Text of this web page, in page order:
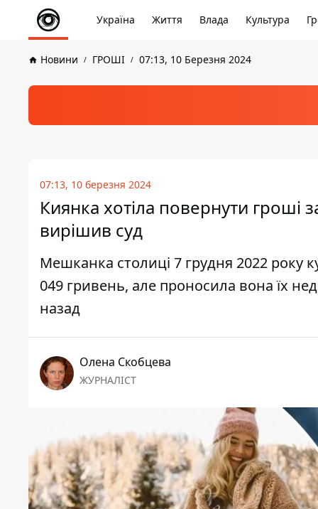
Україна Життя Влада Культура
Новини ГРОШІ 07:13, 10 Березня 2024
07:13, 10 березня 2024
Киянка хотіла повернути гроші
вирішив суд
Мешканка столиці 7 грудня 2022 року
049 гривень, але проносила вона їх
назад
Олена Скобцева
ЖУРНАЛІСТ